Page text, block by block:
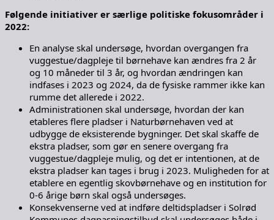
Følgende initiativer er særlige politiske fokusområder i
2022:
En analyse skal undersøge, hvordan overgangen fra
vuggestue/dagpleje til børnehave kan ændres fra 2 år
og 10 måneder til 3 år, og hvordan ændringen kan
indfases i 2023 og 2024, da de fysiske rammer ikke kan
rumme det allerede i 2022.
Administrationen skal undersøge, hvordan der kan
etableres flere pladser i Naturbørnehaven ved at
udbygge de eksisterende bygninger. Det skal skaffe de
ekstra pladser, som gør en senere overgang fra
vuggestue/dagpleje mulig, og det er intentionen, at de
ekstra pladser kan tages i brug i 2023. Muligheden for at
etablere en egentlig skovbørnehave og en institution for
0-6 årige børn skal også undersøges.
Konsekvenserne ved at indføre deltidspladser i Solrød